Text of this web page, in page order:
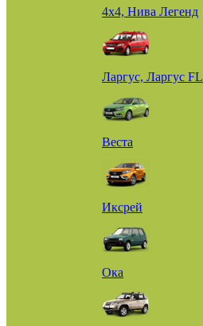
4х4, Нива Легенд
Ларгус, Ларгус FL
Веста
Иксрей
Ока